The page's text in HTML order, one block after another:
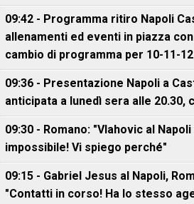
09:42 - Programma ritiro Napoli
allenamenti ed eventi in piazza
cambio di programma per 10-11-
09:36 - Presentazione Napoli a
anticipata a lunedì sera alle 20.30,
09:30 - Romano: "Vlahovic al
impossibile! Vi spiego perché"
09:15 - Gabriel Jesus al Napoli,
"Contatti in corso! Ha lo stesso